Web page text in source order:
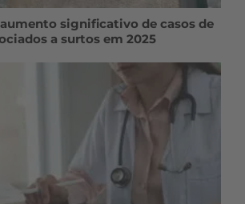
significativo de casos de
a surtos em 2025